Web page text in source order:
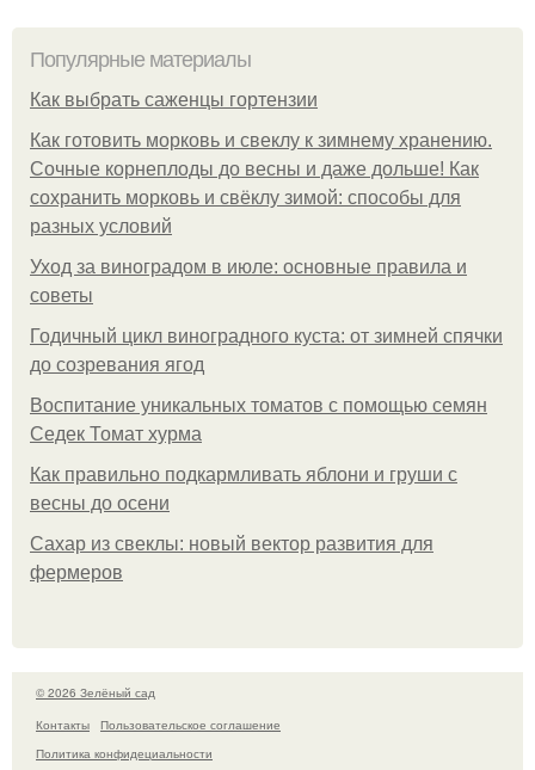
Популярные материалы
Как выбрать саженцы гортензии
Как готовить морковь и свеклу к зимнему хранению.
Сочные корнеплоды до весны и даже дольше! Как
сохранить морковь и свёклу зимой: способы для
разных условий
Уход за виноградом в июле: основные правила и
советы
Годичный цикл виноградного куста: от зимней спячки
до созревания ягод
Воспитание уникальных томатов с помощью семян
Седек Томат хурма
Как правильно подкармливать яблони и груши с
весны до осени
Сахар из свеклы: новый вектор развития для
фермеров
© 2026 Зелёный сад
Контакты
Пользовательское соглашение
Политика конфидециальности